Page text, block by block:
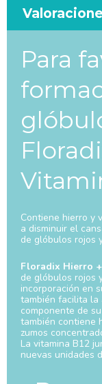
Para
Contiene hierro y
a disminuir el
de glóbulos rojos
Floradix Hierro
de glóbulos rojos
incorporación en
también facilita la
componente de
también contiene
zumos
La vitamina B12
nuevas unidades